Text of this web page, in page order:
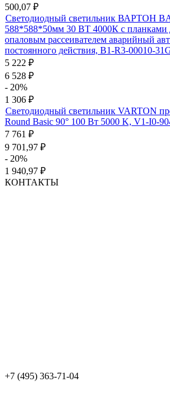
500,07 ₽
Светодиодный светильник ВАРТОН
588*588*50мм 30 ВТ 4000К с планками
опаловым рассеивателем аварийный
постоянного действия, B1-R3-00010-
5 222 ₽
6 528 ₽
- 20%
1 306 ₽
Светодиодный светильник VARTON
Round Basic 90° 100 Вт 5000 K, V1-I0-
7 761 ₽
9 701,97 ₽
- 20%
1 940,97 ₽
КОНТАКТЫ
+7 (495) 363-71-04